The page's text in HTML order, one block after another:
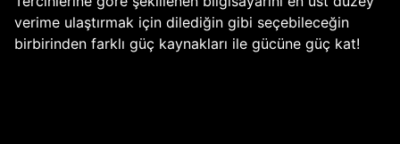
verime ulaştırmak için dilediğin gibi seçebileceğin
birbirinden farklı güç kaynakları ile gücüne güç kat!